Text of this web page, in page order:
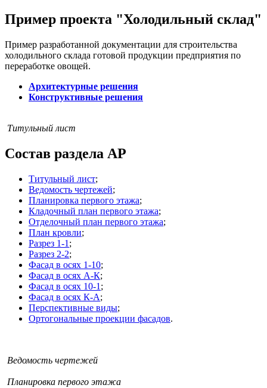
Пример проекта "Холодильный склад"
Пример разработанной документации для строительства
холодильного склада готовой продукции предприятия по
переработке овощей.
Архитектурные решения
Конструктивные решения
Титульный лист
Состав раздела АР
Титульный лист;
Ведомость чертежей;
Планировка первого этажа;
Кладочный план первого этажа;
Отделочный план первого этажа;
План кровли;
Разрез 1-1 ;
Разрез 2-2;
Фасад в осях 1-10;
Фасад в осях А-К;
Фасад в осях 10-1 ;
Фасад в осях К-А;
Перспективные виды;
Ортогональные проекции фасадов.
Ведомость чертежей
Планировка первого этажа